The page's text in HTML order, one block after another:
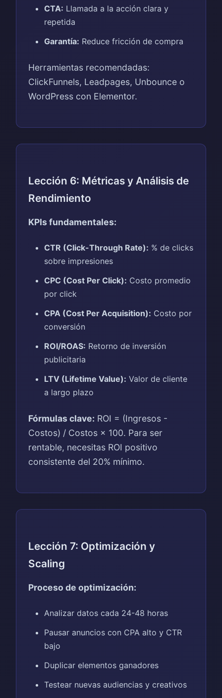
CTA: Llamada a la acción clara y
repetida
Garantía: Reduce fricción de compra
Herramientas recomendadas:
ClickFunnels, Leadpages, Unbounce o
WordPress con Elementor.
Lección 6: Métricas y Análisis de
Rendimiento
KPIs fundamentales:
CTR (Click-Through Rate): % de clicks
sobre impresiones
CPC (Cost Per Click): Costo promedio
por click
CPA (Cost Per Acquisition): Costo por
conversión
ROI/ROAS: Retorno de inversión
publicitaria
LTV (Lifetime Value): Valor de cliente
a largo plazo
Fórmulas clave: ROI = (Ingresos -
Costos) / Costos × 100. Para ser
rentable, necesitas ROI positivo
consistente del 20% mínimo.
Lección 7: Optimización y
Scaling
Proceso de optimización:
Analizar datos cada 24-48 horas
Pausar anuncios con CPA alto y CTR
bajo
Duplicar elementos ganadores
Testear nuevas audiencias y creativos